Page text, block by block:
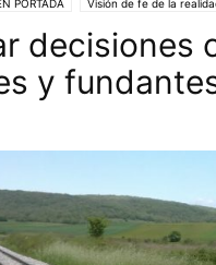
PORTADA Visión de fe de la
decisiones
y